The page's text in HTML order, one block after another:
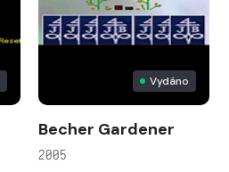
Vydáno
Becher Gardener
2005